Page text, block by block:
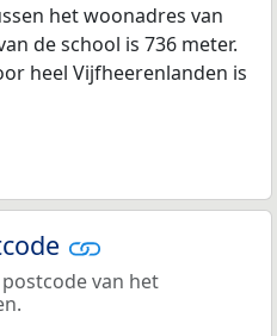
het woonadres van
de school is 736 meter.
heel Vijfheerenlanden is
van het